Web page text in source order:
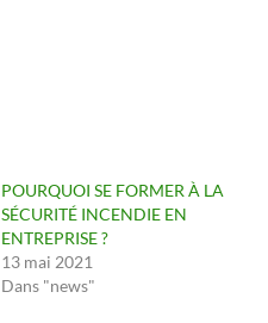
POURQUOI SE FORMER À LA
SÉCURITÉ INCENDIE EN
ENTREPRISE ?
13 mai 2021
Dans "news"